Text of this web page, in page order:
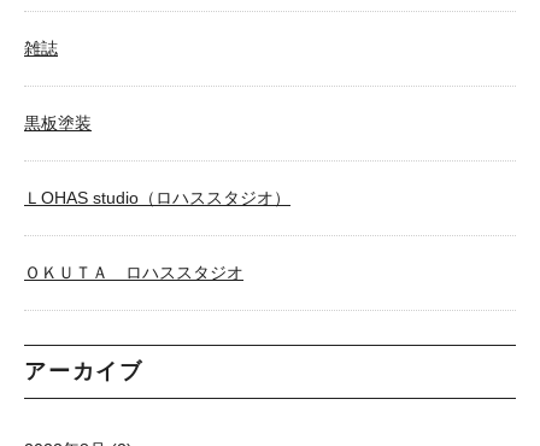
雑誌
黒板塗装
ＬOHAS studio（ロハススタジオ）
ＯＫＵＴＡ ロハススタジオ
アーカイブ